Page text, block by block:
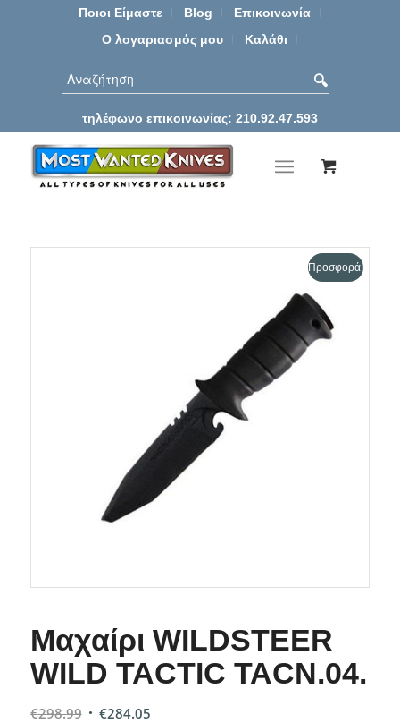
Ποιοι Είμαστε Blog
Επικοινωνία
Ο λογαριασμός μου
Καλάθι
τηλέφωνο επικοινωνίας: 210.92.47.593
Προσφορά!
Μαχαίρι WILDSTEER
WILD TACTIC TACN.04.
€298.99 €284.05